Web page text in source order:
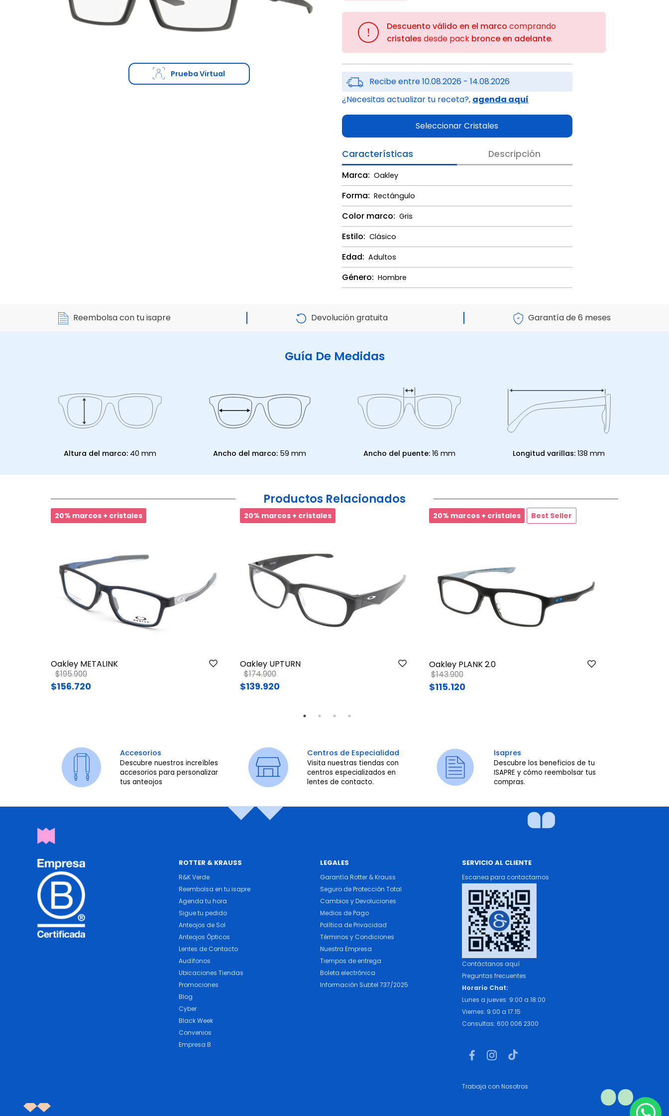
Prueba Virtual
! Descuento válido en el marco comprando
cristales desde pack bronce en adelante.
Recibe entre 10.08.2026 - 14.08.2026
¿Necesitas actualizar tu receta?, agenda aquí
Seleccionar Cristales
Características Descripción
Marca: Oakley
Forma: Rectángulo
Color marco: Gris
Estilo: Clásico
Edad: Adultos
Género: Hombre
Reembolsa con tu isapre Devolución gratuita Garantía de 6 meses
Guía De Medidas
Altura del marco: 40 mm Ancho del marco: 59 mm Ancho del puente: 16 mm Longitud varillas: 138 mm
Productos Relacionados
20% marcos + cristales
Oakley METALINK
Price reduced from
$195.900to
$156.720
20% marcos + cristales
Oakley UPTURN
Price reduced from
$174.900to
$139.920
20% marcos + cristales Best Seller
Oakley PLANK 2.0
Price reduced from
$143.900to
$115.120
Accesorios
Descubre nuestros increíbles
accesorios para personalizar
tus anteojos
Centros de Especialidad
Visita nuestras tiendas con
centros especializados en
lentes de contacto.
Isapres
Descubre los beneficios de tu
ISAPRE y cómo reembolsar tus
compras.
ROTTER & KRAUSS
R&K Verde
Reembolsa en tu isapre
Agenda tu hora
Sigue tu pedido
Anteojos de Sol
Anteojos Ópticos
Lentes de Contacto
Audífonos
Ubicaciones Tiendas
Promociones
Blog
Cyber
Black Week
Convenios
Empresa B
LEGALES
Garantía Rotter & Krauss
Seguro de Protección Total
Cambios y Devoluciones
Medios de Pago
Política de Privacidad
Términos y Condiciones
Nuestra Empresa
Tiempos de entrega
Boleta electrónica
Información Subtel 737/2025
SERVICIO AL CLIENTE
Escanea para contactarnos
Contáctanos aquí
Preguntas frecuentes
Horario Chat:
Lunes a jueves: 9:00 a 18:00
Viernes: 9:00 a 17:15
Consultas: 600 006 2300
Trabaja con Nosotros